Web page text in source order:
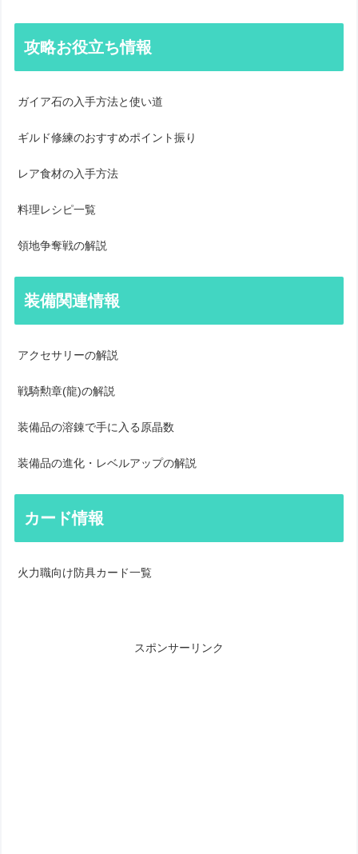
攻略お役立ち情報
ガイア石の入手方法と使い道
ギルド修練のおすすめポイント振り
レア食材の入手方法
料理レシピ一覧
領地争奪戦の解説
装備関連情報
アクセサリーの解説
戦騎勲章(龍)の解説
装備品の溶錬で手に入る原晶数
装備品の進化・レベルアップの解説
カード情報
火力職向け防具カード一覧
スポンサーリンク